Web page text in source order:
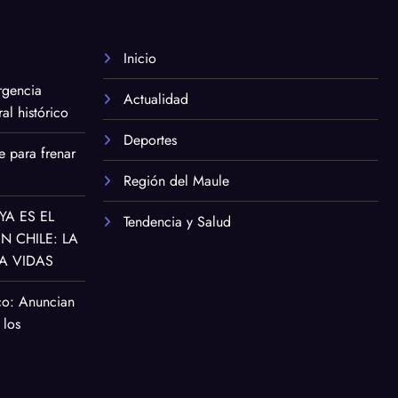
histórico
para frenar
ES EL
CHILE: LA
VIDAS
Anuncian
Inicio
Actualidad
Deportes
Región del Maule
Tendencia y Salud